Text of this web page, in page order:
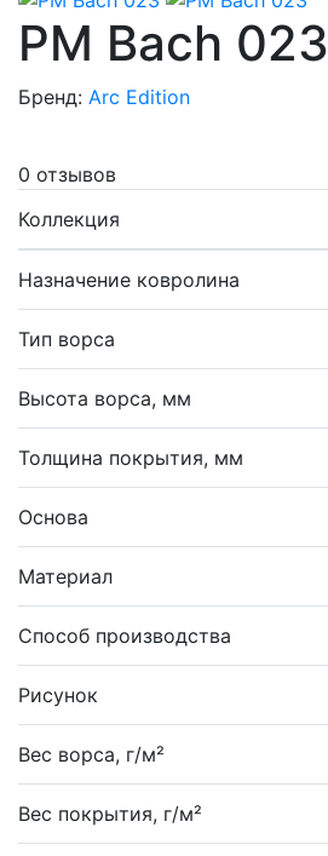
PM Bach 023
Бренд: Arc Edition
0 отзывов
Коллекция
Назначение ковролина
Тип ворса
Высота ворса, мм
Толщина покрытия, мм
Основа
Материал
Способ производства
Рисунок
Вес ворса, г/м²
Вес покрытия, г/м²